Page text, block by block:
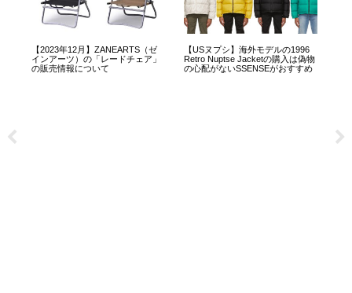
【2023年12月】ZANEARTS（ゼ
インアーツ）の「レードチェア」
の販売情報について
【USヌプシ】海外モデルの1996
Retro Nuptse Jacketの購入は偽物
の心配がないSSENSEがおすすめ